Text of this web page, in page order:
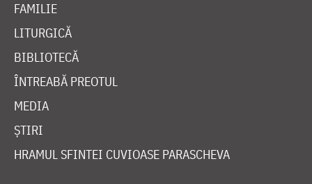
FAMILIE
LITURGICĂ
BIBLIOTECĂ
ÎNTREABĂ PREOTUL
MEDIA
ȘTIRI
HRAMUL SFINTEI CUVIOASE PARASCHEVA